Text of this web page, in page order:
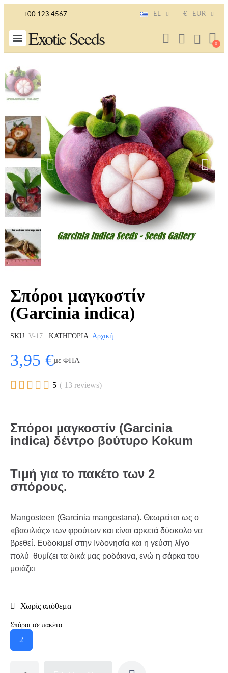
+00 123 4567 EL € EUR
Exotic Seeds
Σπόροι µαγκοστίν
(Garcinia indica)
SKU V-17 ΚΑΤΗΓΟΡΊΑ Αρχική
3,95 €με ΦΠΑ
     5 ( 13 reviews)
Σπόροι µαγκοστίν (Garcinia
indica) δέντρο βούτυρο Kokum
Τιμή για το πακέτο των 2
σπόρους.
Mangosteen (Garcinia mangostana). Θεωρείται ως ο
«βασιλιάς» των φρούτων και είναι αρκετά δύσκολο να
βρεθεί. Ευδοκιμεί στην Ινδονησία και η γεύση λίγο
πολύ θυμίζει τα δικά μας ροδάκινα, ενώ η σάρκα του
μοιάζει
Χωρίς απόθεμα
Σπόροι σε πακέτο :
2